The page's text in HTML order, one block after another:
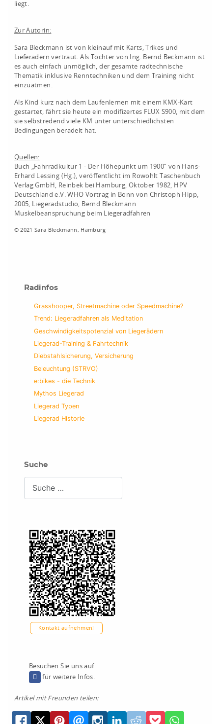
liegt.
Zur Autorin:
Sara Bleckmann ist von kleinauf mit Karts, Trikes und
Lieferädern vertraut. Als Tochter von Ing. Bernd Beckmann ist
es auch einfach unmöglich, der gesamte radtechnische
Thematik inklusive Renntechniken und dem Training nicht
einzuatmen.
Als Kind kurz nach dem Laufenlernen mit einem KMX-Kart
gestartet, fährt sie heute ein modifizertes FLUX S900, mit dem
sie selbstredend viele KM unter unterschiedlichsten
Bedingungen beradelt hat.
Quellen:
Buch „Fahrradkultur 1 - Der Höhepunkt um 1900“ von Hans-
Erhard Lessing (Hg.), veröffentlicht im Rowohlt Taschenbuch
Verlag GmbH, Reinbek bei Hamburg, Oktober 1982, HPV
Deutschland e.V. WHO Vortrag in Bonn von Christoph Hipp,
2005, Liegeradstudio, Bernd Bleckmann
Muskelbeanspruchung beim Liegeradfahren
© 2021 Sara Bleckmann, Hamburg
Radinfos
Grasshooper, Streetmachine oder Speedmachine?
Trend: Liegeradfahren als Meditation
Geschwindigkeitspotenzial von Liegerädern
Liegerad-Training & Fahrtechnik
Diebstahlsicherung, Versicherung
Beleuchtung (STRVO)
e:bikes - die Technik
Mythos Liegerad
Liegerad Typen
Liegerad Historie
Suche
Suchen
Kontakt aufnehmen!
Besuchen Sie uns auf
für weitere Infos.
Artikel mit Freunden teilen: